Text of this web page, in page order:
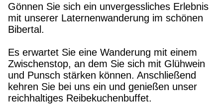
Gönnen Sie sich ein unvergessliches Erlebnis
mit unserer Laternenwanderung im schönen
Bibertal.
Es erwartet Sie eine Wanderung mit einem
Zwischenstop, an dem Sie sich mit Glühwein
und Punsch stärken können. Anschließend
kehren Sie bei uns ein und genießen unser
reichhaltiges Reibekuchenbuffet.